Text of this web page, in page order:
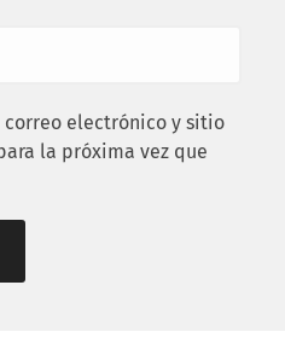
correo electrónico y sitio
la próxima vez que